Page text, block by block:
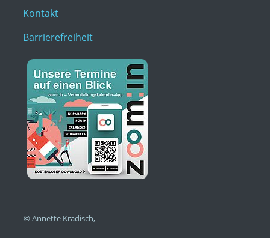
Kontakt
Barrierefreiheit
© Annette Kradisch,